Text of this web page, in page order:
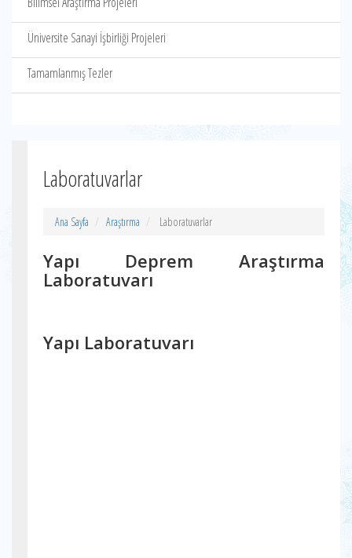
Üniversite Sanayi İşbirliği Projeleri
Tamamlanmış Tezler
Laboratuvarlar
Ana Sayfa Araştırma Laboratuvarlar
Yapı Deprem Araştırma
Laboratuvarı
Yapı Laboratuvarı